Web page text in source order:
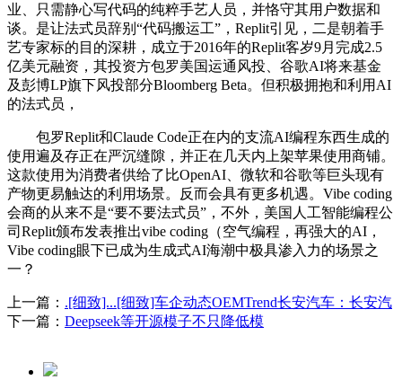
业、只需静心写代码的纯粹手艺人员，并恪守其用户数据和
谈。是让法式员辞别“代码搬运工”，Replit引见，二是朝着手
艺专家标的目的深耕，成立于2016年的Replit客岁9月完成2.5
亿美元融资，其投资方包罗美国运通风投、谷歌AI将来基金
及彭博LP旗下风投部分Bloomberg Beta。但积极拥抱和利用AI
的法式员，
包罗Replit和Claude Code正在内的支流AI编程东西生成的
使用遍及存正在严沉缝隙，并正在几天内上架苹果使用商铺。
这款使用为消费者供给了比OpenAI、微软和谷歌等巨头现有
产物更易触达的利用场景。反而会具有更多机遇。Vibe coding
会商的从来不是“要不要法式员”，不外，美国人工智能编程公
司Replit颁布发表推出vibe coding（空气编程，再强大的AI，
Vibe coding眼下已成为生成式AI海潮中极具渗入力的场景之
一？
上一篇： .[细致]...[细致]车企动态OEMTrend长安汽车：长安汽
下一篇： Deepseek等开源模子不只降低模